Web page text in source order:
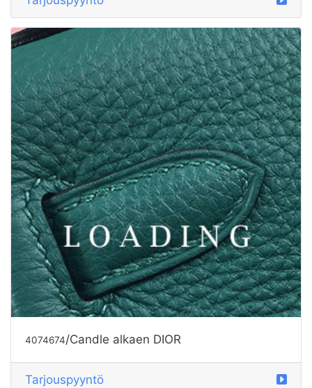
4074674/Candle alkaen DIOR
Tarjouspyyntö